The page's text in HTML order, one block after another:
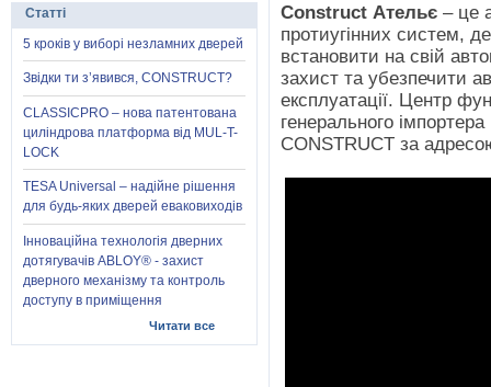
Construct Ательє – це
протиугінних систем,
встановити на свій
захист та убезпечити
експлуатації. Центр
генерального
СONSTRUCT за
Статті
5 кроків у виборі незламних дверей
Звідки ти з’явився, CONSTRUCT?
CLASSICPRO – нова патентована
циліндрова платформа від MUL-T-
LOCK
TESA Universal – надійне рішення
для будь-яких дверей еваковиходів
Інноваційна технологія дверних
дотягувачів ABLOY® - захист
дверного механізму та контроль
доступу в приміщення
Читати все